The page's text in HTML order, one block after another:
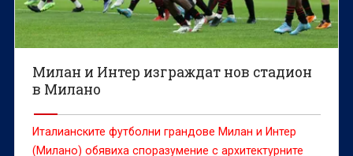
Милан и Интер изграждат нов стадион
в Милано
Италианските футболни грандове Милан и Интер
(Милано) обявиха споразумение с архитектурните